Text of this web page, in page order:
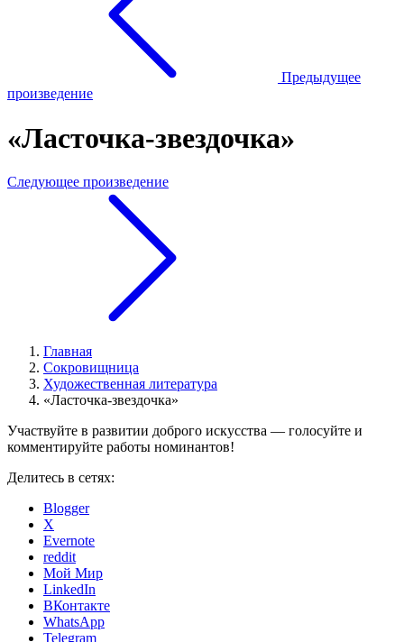
Предыдущее
произведение
«Ласточка-звездочка»
Следующее произведение
Главная
Сокровищница
Художественная литература
«Ласточка-звездочка»
Участвуйте в развитии доброго искусства — голосуйте и
комментируйте работы номинантов!
Делитесь в сетях:
Blogger
X
Evernote
reddit
Мой Мир
LinkedIn
ВКонтакте
WhatsApp
Telegram